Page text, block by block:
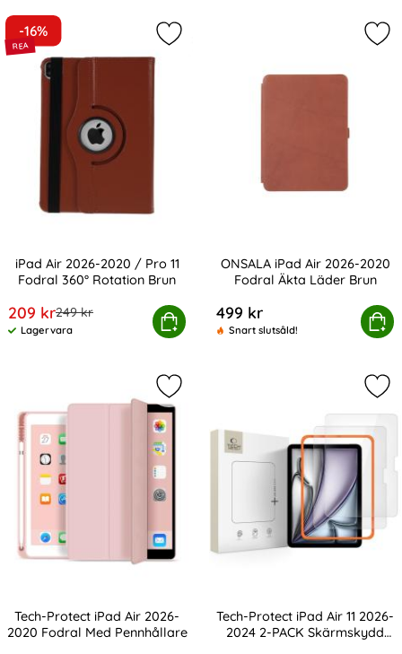
-16%
iPad Air 2026-2020 / Pro 11
Fodral 360° Rotation Brun
rea pris
209 krtidigare pris
249 kr
Tillgänglighet:
Lagervara
Köp
Air 2026-2020 / Pro 11 Fodral 360° Rotation Brun
Markera iPad Air 2026-2020 / Pro
ONSALA iPad Air 2026-2020
Fodral Äkta Läder Brun
499 kr
Snart slutsåld!
Köp
ONSALA iPad Air 2026-
Tech-Protect iPad Air 2026-
2020 Fodral Med Pennhållare
Markera tech-Protect iPad Air
Tech-Protect iPad Air 11 2026-
2024 2-PACK Skärmskydd